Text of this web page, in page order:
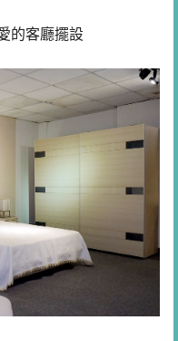
的客廳擺設